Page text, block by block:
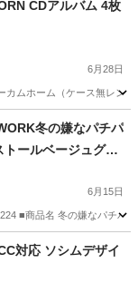
CDアルバム 4枚
6月28日
カムホーム（ケース無レ
冬の嫌なパチパ
ールベージュグレ
ショールポンチョ
ージュチェック長
リンジ約10センチ
6月15日
■商品名 冬の嫌なパチパ
ワーク
対応 ソシムデザイ